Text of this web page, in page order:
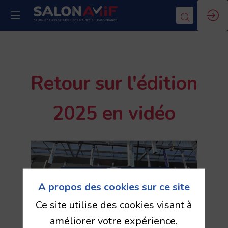
Retour sur l'édition
2025 en vidéo
A propos des cookies sur ce site
Ce site utilise des cookies visant à
améliorer votre expérience.